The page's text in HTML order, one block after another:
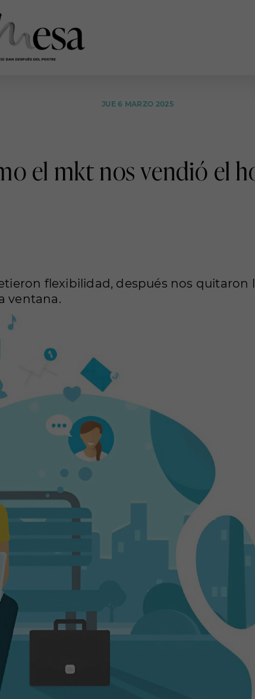
JUE 6 MARZO 2025
el mkt nos vendió el
flexibilidad, después nos quitaron
ventana.